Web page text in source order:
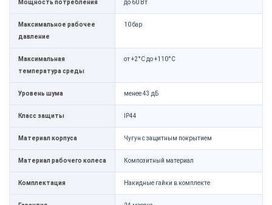
Мощность потребления до 60 Вт
Максимальное рабочее
давление
10 бар
Максимальная
температура среды
от +2°C до +110°C
Уровень шума менее 43 дБ
Класс защиты IP44
Материал корпуса Чугун с защитным покрытием
Материал рабочего колеса Композитный материал
Комплектация Накидные гайки в комплекте